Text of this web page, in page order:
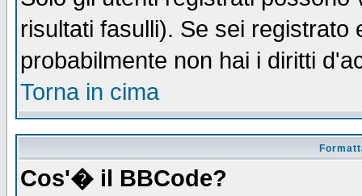
risultati fasulli). Se sei
probabilmente non hai i diritti
Torna in cima
Cos'� il BBCode?